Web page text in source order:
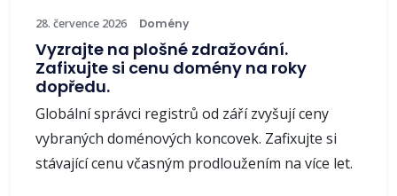
28. července 2026 Domény
Vyzrajte na plošné zdražování.
Zafixujte si cenu domény na roky
dopředu.
Globální správci registrů od září zvyšují ceny
vybraných doménových koncovek. Zafixujte si
stávající cenu včasným prodloužením na více let.